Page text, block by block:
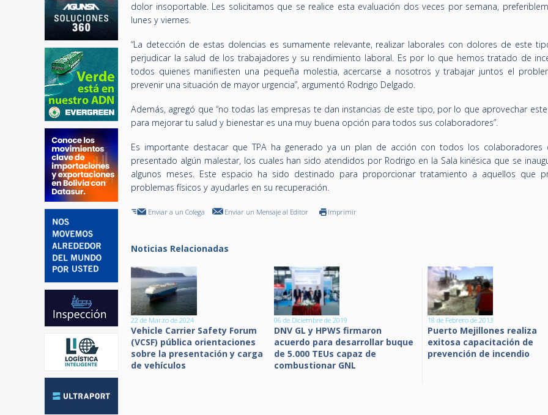
dolor insoportable. Les solicitamos que se realice esta evaluación dos veces por semana,
lunes y viernes.
“La detección de estas dolencias es sumamente relevante, realizar laborales con dolores de este
perjudicar la salud de los trabajadores y su rendimiento laboral. Es por lo que hemos tratado de
todos quienes manifiesten una pequeña molestia, acercarse a nosotros y trabajar juntos el
prevenir una situación de mayor urgencia”, argumentó Rodrigo Delgado.
Además, agregó que “no todas las empresas te dan instancias de este tipo, por lo que aprovechar
para mejorar tu salud y bienestar es una muy buena opción para todos sus colaboradores”.
Es importante destacar que TPA ha generado ya un plan de acción con todos los colaboradores
presentado algún malestar, los cuales han sido atendidos por Rodrigo en la Sala kinésica que se
algunos meses. Este espacio ha sido destinado para proporcionar tratamiento a aquellos que
problemas físicos y ayudarles en su recuperación.
Enviar a un Colega Enviar un Mensaje al Editor Imprimir
Noticias Relacionadas
22 de Marzo de 2024
Vehicle Carrier Safety Forum
(VCSF) pública orientaciones
sobre la presentación y carga
de vehículos
06 de Diciembre de 2019
DNV GL y HPWS firmaron
acuerdo para desarrollar buque
de 5.000 TEUs capaz de
combustionar GNL
18 de Febrero de 2013
Puerto Mejillones realiza
exitosa capacitación de
prevención de incendio